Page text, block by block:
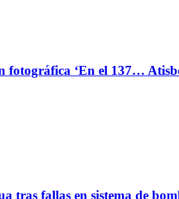
‘En el 137…
tras fallas en sistema de